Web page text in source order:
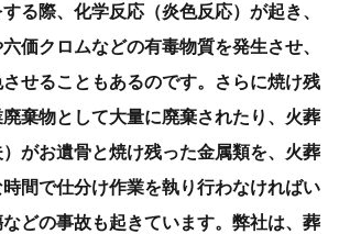
る際、化学反応（炎色反応）が起き、
価クロムなどの有毒物質を発生させ、
せることもあるのです。さらに焼け残
棄物として大量に廃棄されたり、火葬
がお遺骨と焼け残った金属類を、火葬
間で仕分け作業を執り行わなければい
どの事故も起きています。弊社は、葬